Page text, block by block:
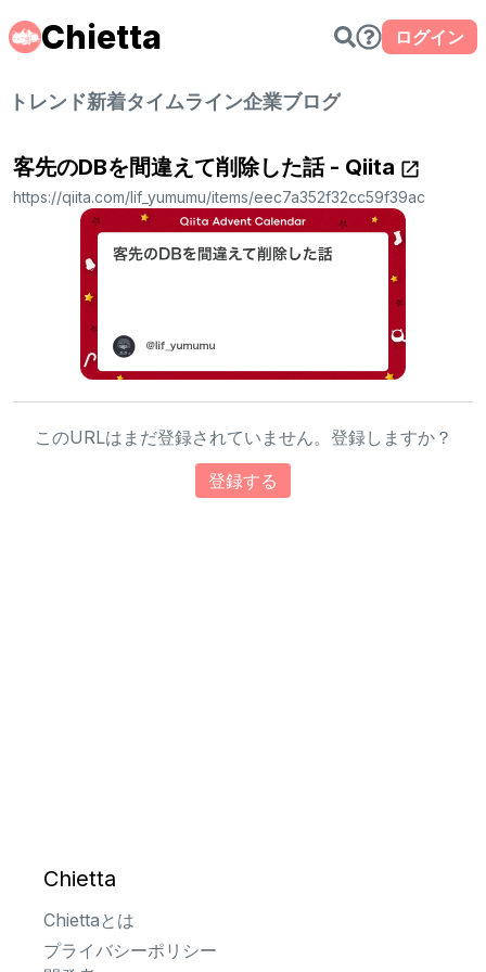
Chietta ログイン
トレンド新着タイムライン企業ブログ
客先のDBを間違えて削除した話 - Qiita
https://qiita.com/lif_yumumu/items/eec7a352f32cc59f39ac
このURLはまだ登録されていません。登録しますか？
登録する
Chietta
Chiettaとは
プライバシーポリシー